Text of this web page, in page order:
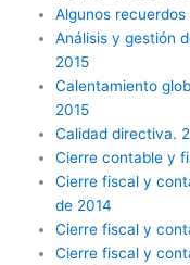
Algunos recuerdos
Análisis y gestión
2015
Calentamiento
2015
Calidad directiva.
Cierre contable y
Cierre fiscal y
de 2014
Cierre fiscal y
Cierre fiscal y